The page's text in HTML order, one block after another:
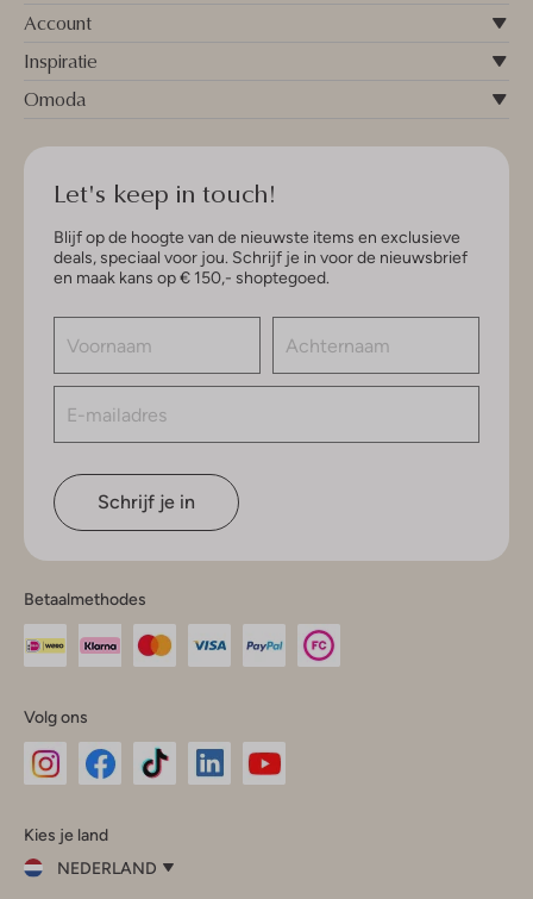
Account
Inspiratie
Omoda
Let's keep in touch!
Blijf op de hoogte van de nieuwste items en exclusieve
deals, speciaal voor jou. Schrijf je in voor de nieuwsbrief
en maak kans op € 150,- shoptegoed.
Schrijf je in
Betaalmethodes
Volg ons
InstagramFacebook
Kies je land
NEDERLAND